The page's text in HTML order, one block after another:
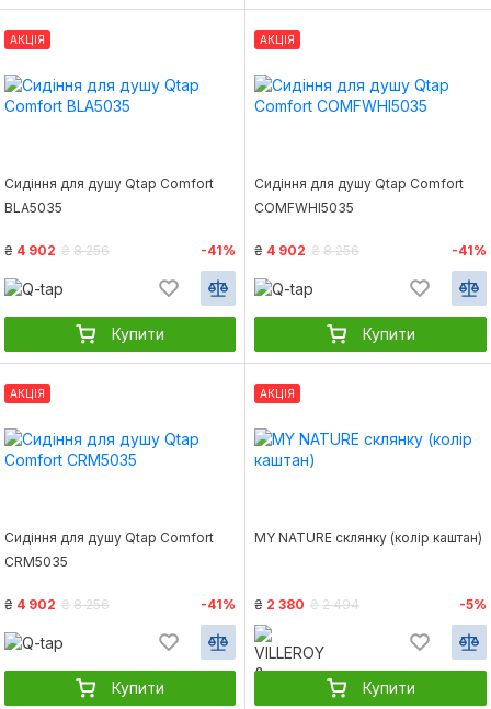
АКЦІЯ
Сидіння для душу Qtap Comfort
BLA5035
₴ 4 902 ₴ 8 256 -41%
Купити
АКЦІЯ
Сидіння для душу Qtap Comfort
COMFWHI5035
₴ 4 902 ₴ 8 256 -41%
Купити
АКЦІЯ
Сидіння для душу Qtap Comfort
CRM5035
₴ 4 902 ₴ 8 256 -41%
Купити
АКЦІЯ
MY NATURE склянку (колір каштан)
₴ 2 380 ₴ 2 494 -5%
Купити